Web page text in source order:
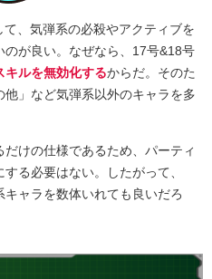
、気弾系の必殺やアクティブを
が良い。なぜなら、17号&18号
キルを無効化するからだ。そのた
」など気弾系以外のキャラを多
けの仕様であるため、パーティ
る必要はない。したがって、
ャラを数体いれても良いだろ